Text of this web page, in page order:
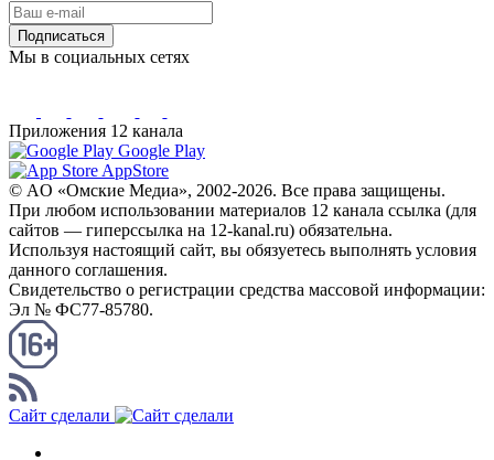
Подписаться
Мы в социальных сетях
Приложения 12 канала
Google Play
AppStore
© AO «Омские Медиа», 2002-2026. Все права защищены.
При любом использовании материалов 12 канала ссылка (для
сайтов — гиперссылка на 12-kanal.ru) обязательна.
Используя настоящий сайт, вы обязуетесь выполнять условия
данного соглашения.
Свидетельство о регистрации средства массовой информации:
Эл № ФС77-85780.
Сайт сделали